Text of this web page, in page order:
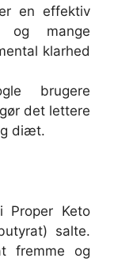
en effektiv
og mange
klarhed
brugere
det lettere
diæt.
Proper Keto
salte.
fremme og